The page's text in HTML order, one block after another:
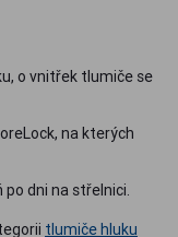
o vnitřek tlumiče se
na kterých
dni na střelnici.
tlumiče hluku